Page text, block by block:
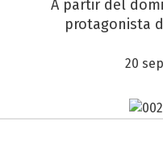
A partir del
protagonista
20